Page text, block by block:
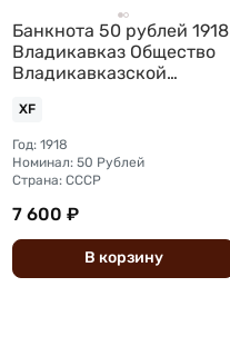
Банкнота 50 рублей 1918
Владикавказ Общество
Владикавказской
XF
Год: 1918
Номинал: 50 Рублей
Страна: СССР
7 600 ₽
В корзину